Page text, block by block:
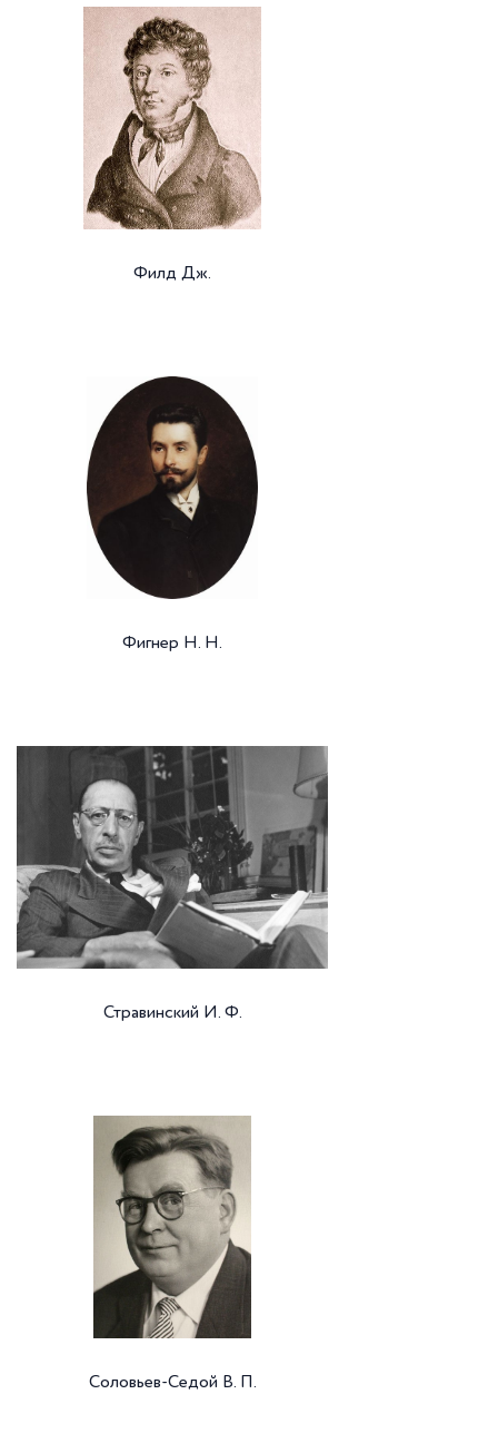
Филд Дж.
Фигнер Н. Н.
Стравинский И. Ф.
Соловьев-Седой В. П.